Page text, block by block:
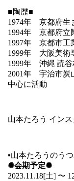
■陶歴■
1974年 京都府生
1994年 京都府立
1997年 京都市工
1999年 大阪美術
1999年 沖縄 読谷
2001年 宇治市炭
中心に活動
山本たろう イン
▪️山本たろうのう
✺会期予定✺
2023.11.18[土] 〜